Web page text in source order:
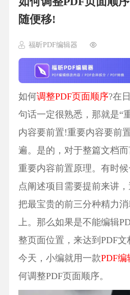
随便移!
福昕PDF编辑器
如何调整PDF页面顺序?在
句话一定很熟悉，那就是“
内容要前置!重要内容要前
遍。是的，对于整篇文档
重要内容前置原理。有时
点阐述项目需要提前来讲
把最宝贵的前三分种精力
上。那么如果是不能编辑
整页面位置，来达到PDF
今天，小编就用一款PDF编
何调整PDF页面顺序。